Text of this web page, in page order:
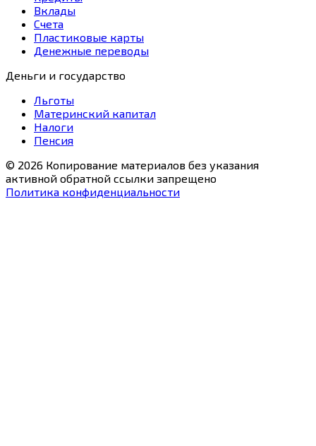
Вклады
Счета
Пластиковые карты
Денежные переводы
Деньги и государство
Льготы
Материнский капитал
Налоги
Пенсия
© 2026 Копирование материалов без указания
активной обратной ссылки запрещено
Политика конфиденциальности